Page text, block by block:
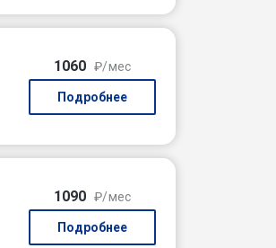
1060 ₽/мес
Подробнее
1090 ₽/мес
Подробнее